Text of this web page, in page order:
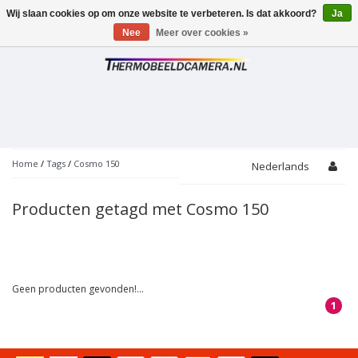
Toggle
Home / Tags / Cosmo 150 Nederlands
Producten getagd met Cosmo 150
Geen producten gevonden!...
1
Wij slaan cookies op om onze website te verbeteren. Is dat akkoord?
Ja
Nee
Meer over cookies »